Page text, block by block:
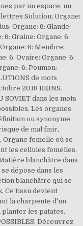
par un espace, un
Solution; Organe:
Organe: 6: Glande:
6: Graine: Organe: 6:
6: Membre:
6: Ovaire: Organe: 6:
6: Poumon:
de mots
2018 REINS.
SOVIET dans les mots
Les organes
ou synonyme.
de mal finir,
Organe femelle où se
les cellules femelles,
blanchâtre dans
dépose dans les
blanchâtre qui se
Ce tissu devient
la charpente d'un
planter les patates.
Découvrez